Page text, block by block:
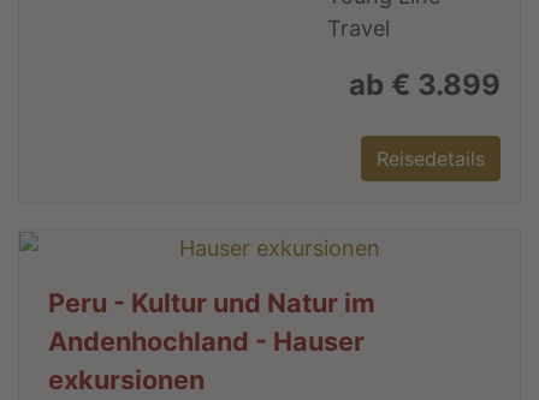
ab € 3.899
Reisedetails
Peru - Kultur und Natur im
Andenhochland - Hauser
exkursionen